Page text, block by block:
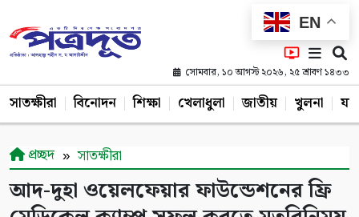
EN
সোমবার, ১০ আগস্ট ২০২৬, ২৫ শ্রাবণ ১৪৩৩
সাতক্ষীরা বিনোদন শিক্ষা খেলাধুলা জাতীয় খুলনা
প্রচ্ছদ সাতক্ষীরা
আদ-দুহা ওয়েলফেয়ার ফাউন্ডেশনের ফ্রি